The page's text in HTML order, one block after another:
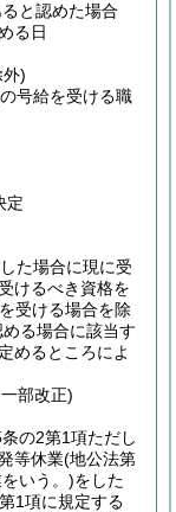
ると認めた場合
る日
)
号給を受ける職
定
た場合に現に受
けるべき資格を
受ける場合を除
る場合に該当す
めるところによ
部改正)
の2第1項ただし
等休業(地公法第
いう。)をした
1項に規定する